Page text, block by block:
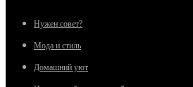
Нужен совет?
Мода и стиль
Домашний уют